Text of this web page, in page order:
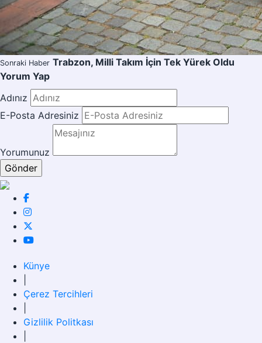
Sonraki Haber Trabzon, Milli Takım İçin Tek Yürek Oldu
Yorum Yap
Adınız
E-Posta Adresiniz
Yorumunuz
Künye
Çerez Tercihleri
Gizlilik Politkası